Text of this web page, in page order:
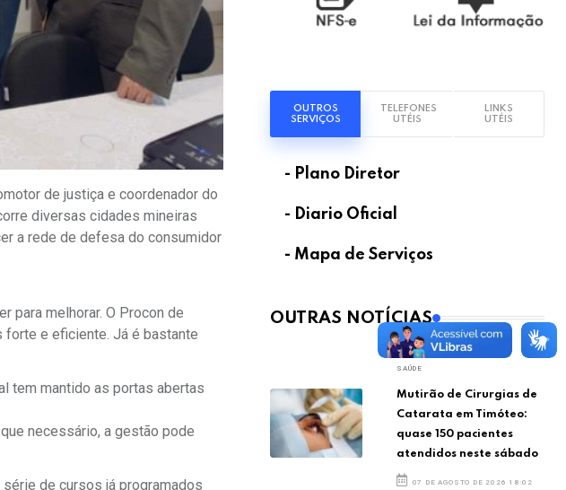
de justiça e coordenador do
diversas cidades mineiras
a rede de defesa do consumidor
para melhorar. O Procon de
forte e eficiente. Já é bastante
tem mantido as portas abertas
necessário, a gestão pode
de cursos já programados
OUTROS
SERVIÇOS
TELEFONES
UTÉIS
LINKS
UTÉIS
- Plano Diretor
- Diario Oficial
- Mapa de Serviços
OUTRAS NOTÍCIAS
SAÚDE
Mutirão de Cirurgias de
Catarata em Timóteo:
quase 150 pacientes
atendidos neste sábado
07 DE AGOSTO DE 2026 18:02